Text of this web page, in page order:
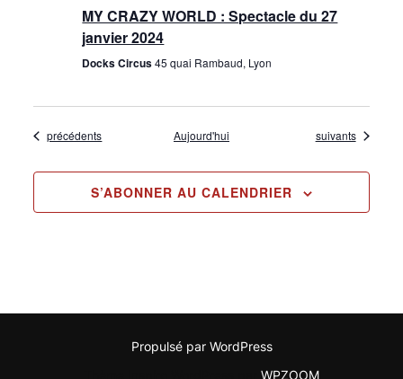
MY CRAZY WORLD : Spectacle du 27
janvier 2024
Docks Circus45 quai Rambaud, Lyon
Évènements
précédents Aujourd'hui Évènements
suivants
S’ABONNER AU CALENDRIER
Propulsé par WordPress
WPZOOM